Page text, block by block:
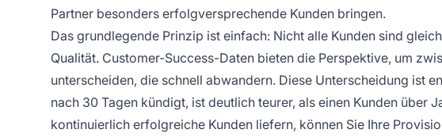
Partner besonders erfolgversprechende Kunden bringen.
Das grundlegende Prinzip ist einfach: Nicht alle Kunden sind
Qualität. Customer-Success-Daten bieten die Perspektive, um
unterscheiden, die schnell abwandern. Diese Unterscheidung ist
nach 30 Tagen kündigt, ist deutlich teurer, als einen Kunden über
kontinuierlich erfolgreiche Kunden liefern, können Sie Ihre